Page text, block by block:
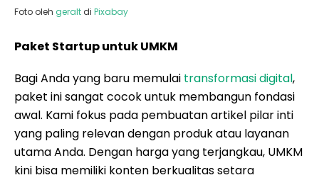
Foto oleh geralt di Pixabay
Paket Startup untuk UMKM
Bagi Anda yang baru memulai transformasi digital,
paket ini sangat cocok untuk membangun fondasi
awal. Kami fokus pada pembuatan artikel pilar inti
yang paling relevan dengan produk atau layanan
utama Anda. Dengan harga yang terjangkau, UMKM
kini bisa memiliki konten berkualitas setara